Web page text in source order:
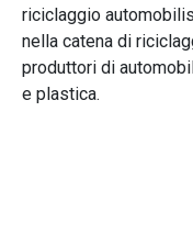
riciclaggio
nella catena di
produttori di
e plastica.